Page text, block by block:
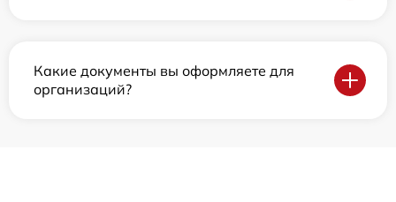
Какие документы вы оформляете для
организаций?